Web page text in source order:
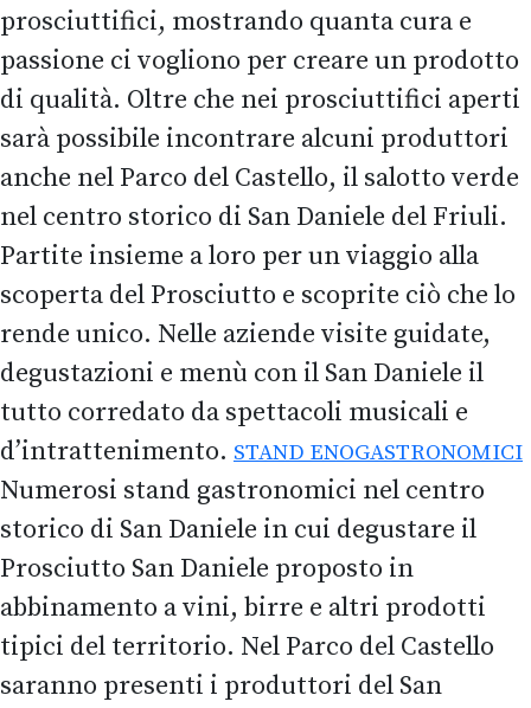
prosciuttifici, mostrando quanta cura e
passione ci vogliono per creare un prodotto
di qualità. Oltre che nei prosciuttifici aperti
sarà possibile incontrare alcuni produttori
anche nel Parco del Castello, il salotto verde
nel centro storico di San Daniele del Friuli.
Partite insieme a loro per un viaggio alla
scoperta del Prosciutto e scoprite ciò che lo
rende unico. Nelle aziende visite guidate,
degustazioni e menù con il San Daniele il
tutto corredato da spettacoli musicali e
d’intrattenimento. STAND ENOGASTRONOMICI
Numerosi stand gastronomici nel centro
storico di San Daniele in cui degustare il
Prosciutto San Daniele proposto in
abbinamento a vini, birre e altri prodotti
tipici del territorio. Nel Parco del Castello
saranno presenti i produttori del San